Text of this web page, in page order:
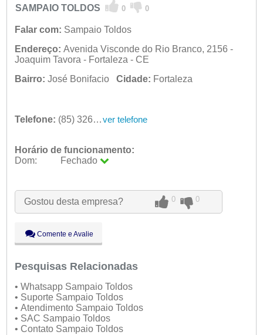
SAMPAIO TOLDOS 0 0
Falar com: Sampaio Toldos
Endereço: Avenida Visconde do Rio Branco, 2156 -
Joaquim Tavora - Fortaleza - CE
Bairro: José Bonifacio Cidade: Fortaleza
Telefone: (85) 3261-3858 ver telefone
Horário de funcionamento:
Dom:
Fechado
Qua:
09:00 - 18:00
Qui:
09:00 - 18:00
Sáb:
Dom:
Fechado
Gostou desta empresa? 0 0
Comente e Avalie
Pesquisas Relacionadas
• Whatsapp Sampaio Toldos
• Suporte Sampaio Toldos
• Atendimento Sampaio Toldos
• SAC Sampaio Toldos
• Contato Sampaio Toldos